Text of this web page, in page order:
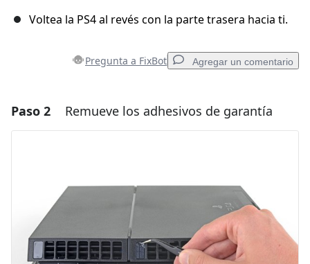
Voltea la PS4 al revés con la parte trasera hacia ti.
Pregunta a FixBot Agregar un comentario
Agregar un comentario
Publicar comentario
Paso 2 Remueve los adhesivos de garantía